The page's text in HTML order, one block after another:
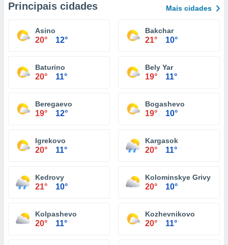
Principais cidades Mais cidades
Asino
20° 12°
Bakchar
21° 10°
Baturino
20° 11°
Bely Yar
19° 11°
Beregaevo
19° 12°
Bogashevo
19° 10°
Igrekovo
20° 11°
Kargasok
20° 11°
Kedrovy
21° 10°
Kolominskye Grivy
20° 10°
Kolpashevo
20° 11°
Kozhevnikovo
20° 11°